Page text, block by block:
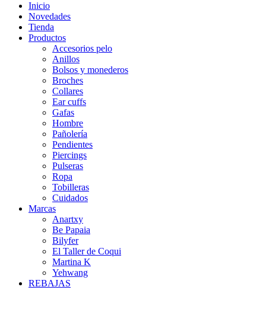
Inicio
Novedades
Tienda
Productos
Accesorios pelo
Anillos
Bolsos y monederos
Broches
Collares
Ear cuffs
Gafas
Hombre
Pañolería
Pendientes
Piercings
Pulseras
Ropa
Tobilleras
Cuidados
Marcas
Anartxy
Be Papaia
Bilyfer
El Taller de Coqui
Martina K
Yehwang
REBAJAS